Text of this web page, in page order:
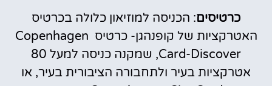
כרטיסים: הכניסה למוזיאון כלולה בכרטיס
האטרקציות של קופנהגן- כרטיס Copenhagen
Card-Discover, שמקנה כניסה למעל 80
אטרקציות בעיר ולתחבורה הציבורית בעיר, או